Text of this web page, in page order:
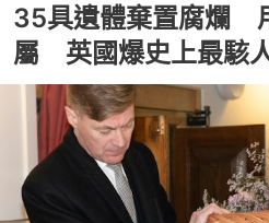
35具遺體棄置腐爛
屬 英國爆史上最駭